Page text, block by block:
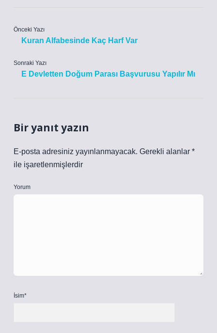
Önceki Yazı
Kuran Alfabesinde Kaç Harf Var
Sonraki Yazı
E Devletten Doğum Parası Başvurusu Yapılır Mı
Bir yanıt yazın
E-posta adresiniz yayınlanmayacak. Gerekli alanlar *
ile işaretlenmişlerdir
Yorum
İsim*